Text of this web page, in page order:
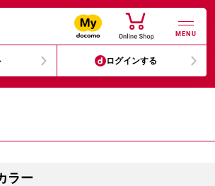
MENU
ログインする
ラー